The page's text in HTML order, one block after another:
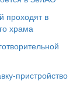
проходят в
храма
пристройство